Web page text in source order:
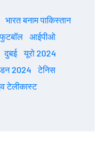
भारत बनाम पाकिस्तान
फुटबॉल
आईपीओ
दुबई
यूरो 2024
2024
टेनिस
टेलीकास्ट